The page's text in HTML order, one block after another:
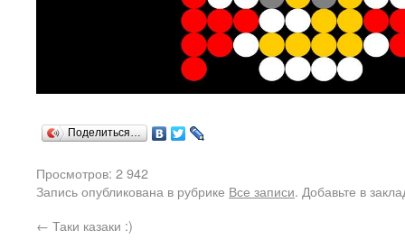
Поделиться…
Просмотров: 2 942
Запись опубликована в рубрике Все записи. Добавьте в
← Таки казаки :)